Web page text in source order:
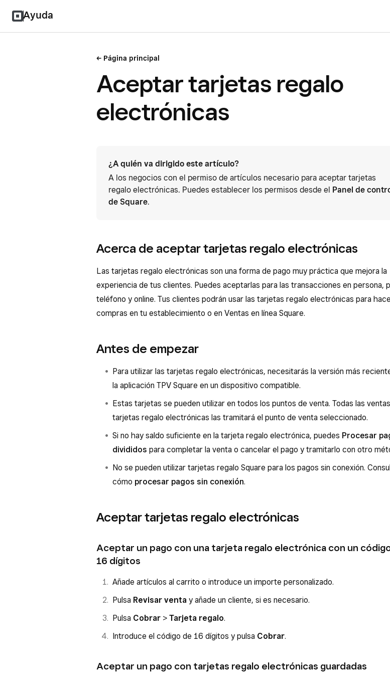
Ayuda
Página principal
Aceptar tarjetas regalo
electrónicas
¿A quién va dirigido este artículo?
A los negocios con el permiso de artículos necesario para aceptar tarjetas
regalo electrónicas. Puedes establecer los permisos desde el Panel de
de Square.
Acerca de aceptar tarjetas regalo electrónicas
Las tarjetas regalo electrónicas son una forma de pago muy práctica que mejora la
experiencia de tus clientes. Puedes aceptarlas para las transacciones en persona,
teléfono y online. Tus clientes podrán usar las tarjetas regalo electrónicas para
compras en tu establecimiento o en Ventas en línea Square.
Antes de empezar
Para utilizar las tarjetas regalo electrónicas, necesitarás la versión más
la aplicación TPV Square en un dispositivo compatible.
Estas tarjetas se pueden utilizar en todos los puntos de venta. Todas las
tarjetas regalo electrónicas las tramitará el punto de venta seleccionado.
Si no hay saldo suficiente en la tarjeta regalo electrónica, puedes Procesar
divididos para completar la venta o cancelar el pago y tramitarlo con otro
No se pueden utilizar tarjetas regalo Square para los pagos sin conexión.
cómo procesar pagos sin conexión.
Aceptar tarjetas regalo electrónicas
Aceptar un pago con una tarjeta regalo electrónica con un
16 dígitos
Añade artículos al carrito o introduce un importe personalizado.
Pulsa Revisar venta y añade un cliente, si es necesario.
Pulsa Cobrar > Tarjeta regalo.
Introduce el código de 16 dígitos y pulsa Cobrar.
Aceptar un pago con tarjetas regalo electrónicas guardadas